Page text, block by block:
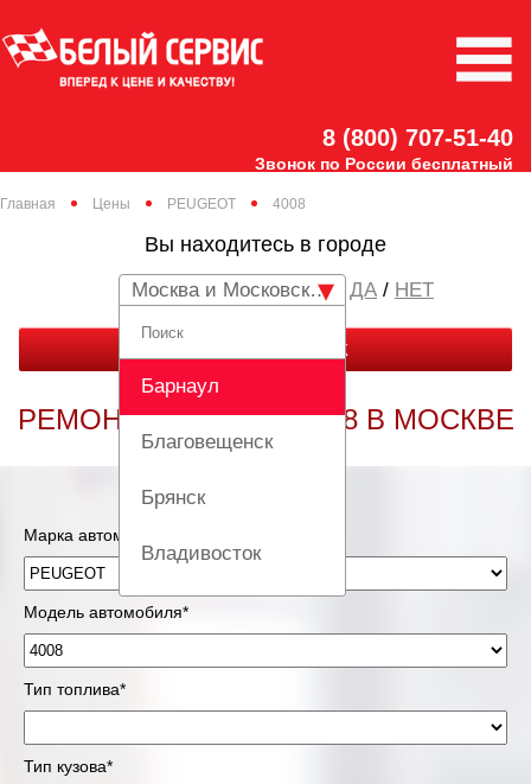
8 (800) 707-51-40
Звонок по России бесплатный
Главная Цены PEUGEOT 4008
Вы находитесь в городе
Москва и Московская область
Барнаул
Благовещенск
Брянск
Владивосток
Вологда
Екатеринбург
/ НЕТ
ЗАКАЗАТЬ ЗВОНОК
РЕМОНТ PEUGEOT 4008 В МОСКВЕ
Марка автомобиля*
Модель автомобиля*
Тип топлива*
Тип кузова*